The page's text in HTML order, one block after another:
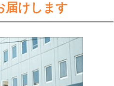
届けします